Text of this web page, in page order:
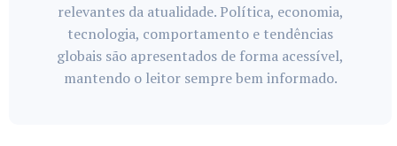
relevantes da atualidade. Política, economia,
tecnologia, comportamento e tendências
globais são apresentados de forma acessível,
mantendo o leitor sempre bem informado.